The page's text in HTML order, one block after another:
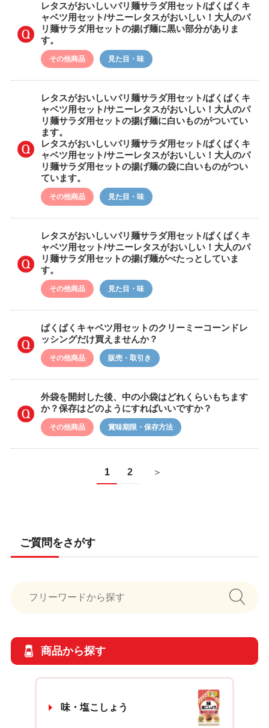
レタスがおいしいパリ麺サラダ用セット/ぱくぱくキ
ャベツ用セット/サニーレタスがおいしい！大人のパ
リ麺サラダ用セットの揚げ麺に黒い部分がありま
す。
その他商品 見た目・味
レタスがおいしいパリ麺サラダ用セット/ぱくぱくキ
ャベツ用セット/サニーレタスがおいしい！大人のパ
リ麺サラダ用セットの揚げ麺に白いものがついてい
ます。
レタスがおいしいパリ麺サラダ用セット/ぱくぱくキ
ャベツ用セット/サニーレタスがおいしい！大人のパ
リ麺サラダ用セットの揚げ麺の袋に白いものがつい
ています。
その他商品 見た目・味
レタスがおいしいパリ麺サラダ用セット/ぱくぱくキ
ャベツ用セット/サニーレタスがおいしい！大人のパ
リ麺サラダ用セットの揚げ麺がべたっとしていま
す。
その他商品 見た目・味
ぱくぱくキャベツ用セットのクリーミーコーンドレ
ッシングだけ買えませんか？
その他商品 販売・取引き
外袋を開封した後、中の小袋はどれくらいもちます
か？保存はどのようにすればいいですか？
その他商品 賞味期限・保存方法
1 2 ＞
ご質問をさがす
商品から探す
味・塩こしょう